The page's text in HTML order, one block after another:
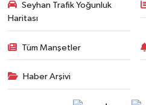
Seyhan Trafik Yoğunluk
Haritası
Tüm Manşetler
Haber Arşivi